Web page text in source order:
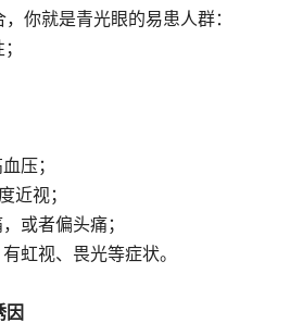
你就是青光眼的易患人群：
压；
视；
者偏头痛；
视、畏光等症状。
因